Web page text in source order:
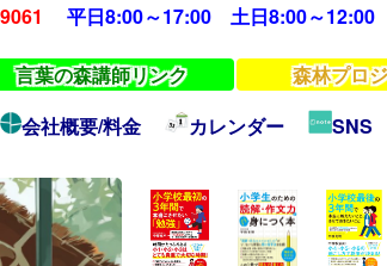
平日8:00～17:00 土日8:00～12:00
言葉の森講師リンク
森林プロ
会社概要/料金 カレンダー SNS